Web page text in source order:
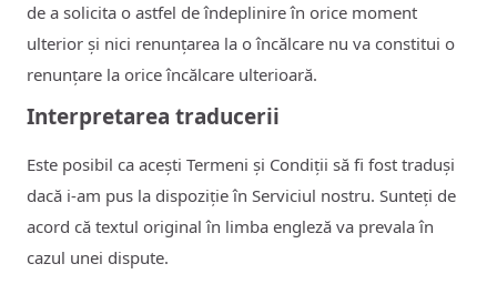
de a solicita o astfel de îndeplinire în orice moment
ulterior și nici renunțarea la o încălcare nu va constitui o
renunțare la orice încălcare ulterioară.
Interpretarea traducerii
Este posibil ca acești Termeni și Condiții să fi fost traduși
dacă i-am pus la dispoziție în Serviciul nostru. Sunteți de
acord că textul original în limba engleză va prevala în
cazul unei dispute.